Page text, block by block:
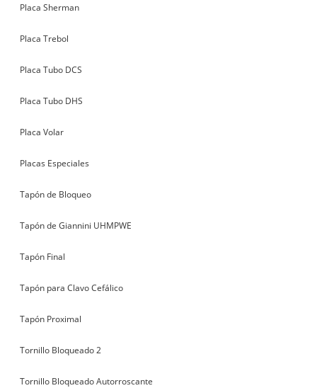
Placa Sherman
Placa Trebol
Placa Tubo DCS
Placa Tubo DHS
Placa Volar
Placas Especiales
Tapón de Bloqueo
Tapón de Giannini UHMPWE
Tapón Final
Tapón para Clavo Cefálico
Tapón Proximal
Tornillo Bloqueado 2
Tornillo Bloqueado Autorroscante